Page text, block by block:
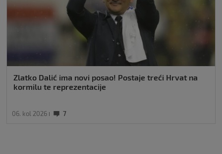
Zlatko Dalić ima novi posao! Postaje treći Hrvat na
kormilu te reprezentacije
06. kol 2026 7